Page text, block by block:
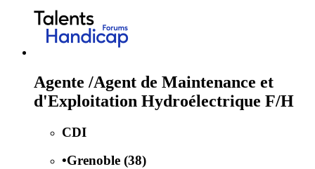
Agente /Agent de Maintenance et
d'Exploitation Hydroélectrique F/H
CDI
•Grenoble (38)